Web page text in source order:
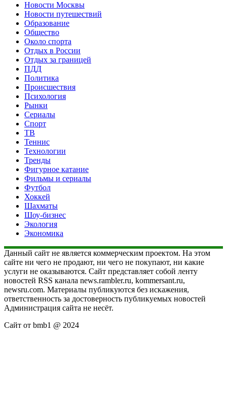
Новости Москвы
Новости путешествий
Образование
Общество
Около спорта
Отдых в России
Отдых за границей
ПДД
Политика
Происшествия
Психология
Рынки
Сериалы
Спорт
ТВ
Теннис
Технологии
Тренды
Фигурное катание
Фильмы и сериалы
Футбол
Хоккей
Шахматы
Шоу-бизнес
Экология
Экономика
Данный сайт не является коммерческим проектом. На этом
сайте ни чего не продают, ни чего не покупают, ни какие
услуги не оказываются. Сайт представляет собой ленту
новостей RSS канала news.rambler.ru, kommersant.ru,
newsru.com. Материалы публикуются без искажения,
ответственность за достоверность публикуемых новостей
Администрация сайта не несёт.
Сайт от bmb1 @ 2024